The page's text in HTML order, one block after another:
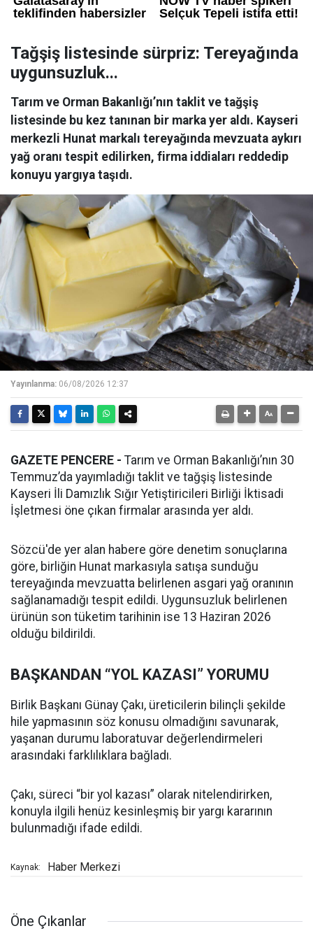
Tağşiş listesinde sürpriz: Tereyağında
uygunsuzluk...
Tarım ve Orman Bakanlığı’nın taklit ve tağşiş
listesinde bu kez tanınan bir marka yer aldı. Kayseri
merkezli Hunat markalı tereyağında mevzuata aykırı
yağ oranı tespit edilirken, firma iddiaları reddedip
konuyu yargıya taşıdı.
Yayınlanma: 06/08/2026 12:37
GAZETE PENCERE - Tarım ve Orman Bakanlığı’nın 30
Temmuz’da yayımladığı taklit ve tağşiş listesinde
Kayseri İli Damızlık Sığır Yetiştiricileri Birliği İktisadi
İşletmesi öne çıkan firmalar arasında yer aldı.
Sözcü'de yer alan habere göre denetim sonuçlarına
göre, birliğin Hunat markasıyla satışa sunduğu
tereyağında mevzuatta belirlenen asgari yağ oranının
sağlanamadığı tespit edildi. Uygunsuzluk belirlenen
ürünün son tüketim tarihinin ise 13 Haziran 2026
olduğu bildirildi.
BAŞKANDAN “YOL KAZASI” YORUMU
Birlik Başkanı Günay Çakı, üreticilerin bilinçli şekilde
hile yapmasının söz konusu olmadığını savunarak,
yaşanan durumu laboratuvar değerlendirmeleri
arasındaki farklılıklara bağladı.
Çakı, süreci “bir yol kazası” olarak nitelendirirken,
konuyla ilgili henüz kesinleşmiş bir yargı kararının
bulunmadığı ifade edildi.
Kaynak: Haber Merkezi
Öne Çıkanlar